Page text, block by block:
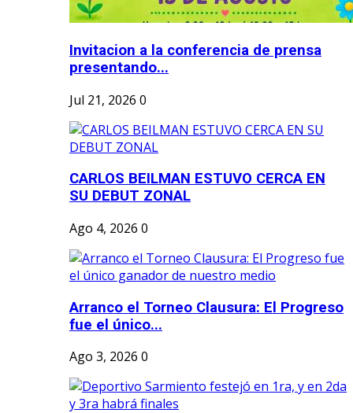
Invitacion a la conferencia de prensa
presentando...
Jul 21, 2026 0
CARLOS BEILMAN ESTUVO CERCA EN
SU DEBUT ZONAL
Ago 4, 2026 0
Arranco el Torneo Clausura: El Progreso
fue el único...
Ago 3, 2026 0